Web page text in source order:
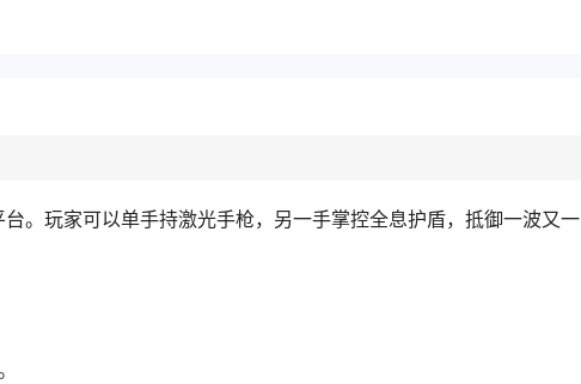
。玩家可以单手持激光手枪，另一手掌控全息护盾，抵御一波又一